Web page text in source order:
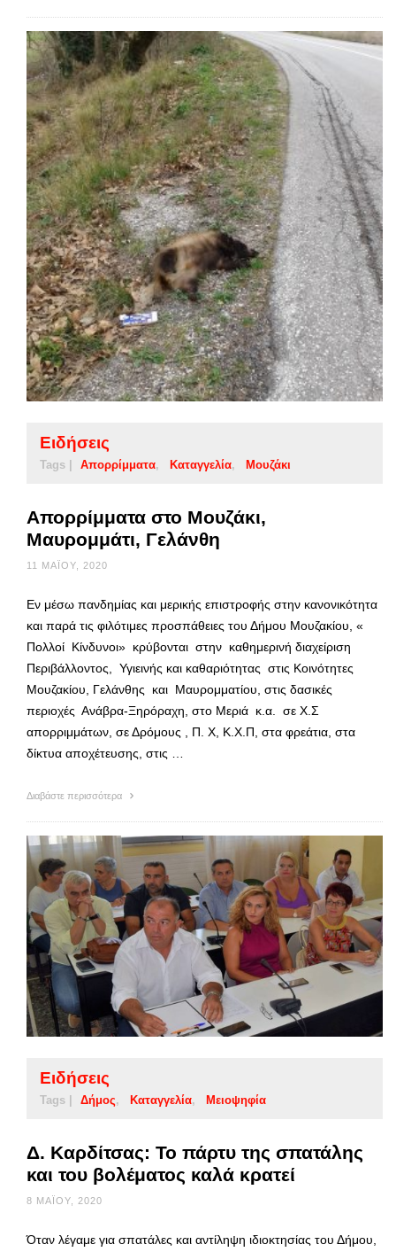
Ειδήσεις
Tags | Απορρίμματα Καταγγελία Μουζάκι
Απορρίμματα στο Μουζάκι,
Μαυρομμάτι, Γελάνθη
11 ΜΑΪ́ΟΥ, 2020
Εν μέσω πανδημίας και μερικής επιστροφής στην κανονικότητα
και παρά τις φιλότιμες προσπάθειες του Δήμου Μουζακίου, «
Πολλοί Κίνδυνοι» κρύβονται στην καθημερινή διαχείριση
Περιβάλλοντος, Υγιεινής και καθαριότητας στις Κοινότητες
Μουζακίου, Γελάνθης και Μαυρομματίου, στις δασικές
περιοχές Ανάβρα-Ξηρόραχη, στο Μεριά κ.α. σε Χ.Σ
απορριμμάτων, σε Δρόμους , Π. Χ, Κ.Χ.Π, στα φρεάτια, στα
δίκτυα αποχέτευσης, στις …
Διαβάστε περισσότερα
Ειδήσεις
Tags | Δήμος Καταγγελία Μειοψηφία
Δ. Καρδίτσας: Το πάρτυ της σπατάλης
και του βολέματος καλά κρατεί
8 ΜΑΪ́ΟΥ, 2020
Όταν λέγαμε για σπατάλες και αντίληψη ιδιοκτησίας του Δήμου,